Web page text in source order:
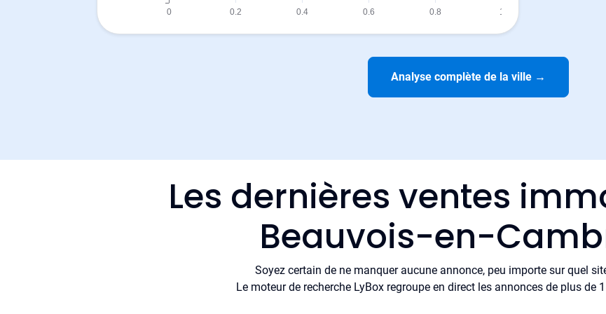
Analyse complète de la ville →
Les dernières ventes
Beauvois-en-
Soyez certain de ne manquer aucune annonce, peu importe sur quel
Le moteur de recherche LyBox regroupe en direct les annonces de plus de